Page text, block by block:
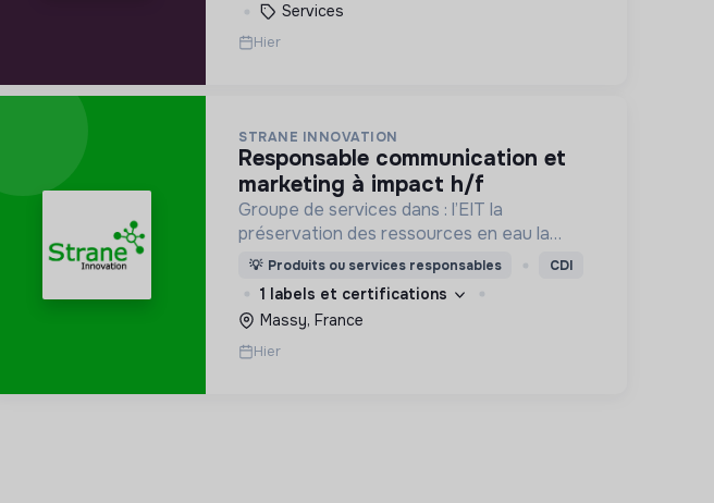
Services
Hier
STRANE INNOVATION
responsable communication et
marketing à impact h/f
Groupe de services dans : l’EIT la
préservation des ressources en eau la
prévention des inondations l’agriculture
durable et les écosystèmes terrestres les
sciences cognitives
💡 Produits ou services responsables CDI
1 labels et certifications
Massy, France
Hier